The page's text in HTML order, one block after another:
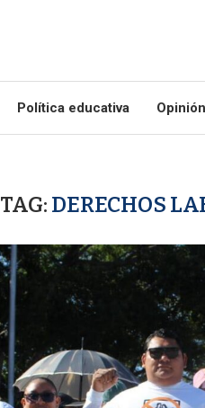
Política educativa Opinión
TAG: DERECHOS